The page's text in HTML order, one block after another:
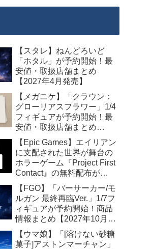
【スタレ】ねんどろいど
「ホタル」が予約開始！最
安値・取扱店舗まとめ
【2027年4月発売】
【メガニケ】「クラウン：
グローリアスフラワー」1/4
フィギュアが予約開始！最
安値・取扱店舗まとめ
【2027年5月発売】
【Epic Games】エイリアン
に支配された世界が舞台の
ホラーゲーム『Project First
Contact』の無料配布が
2026年8月18日午前7時まで
の期間限定で開始
【FGO】「バーサーカー/モ
ルガン 最終再臨Ver.」1/7フ
ィギュアが予約開始！商品
情報まとめ【2027年10月発
売】
【ウマ娘】「[溶けない砂糖
菓子]アストンマーチャン」